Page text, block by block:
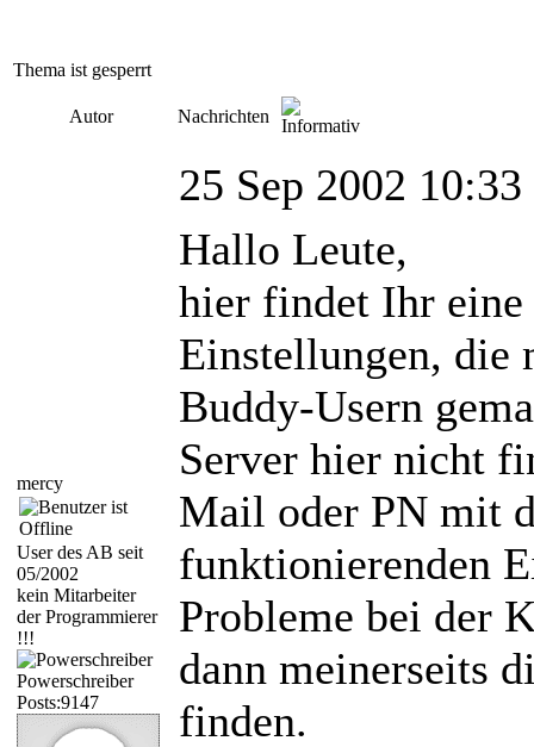
Thema ist gesperrt
Autor Nachrichten
mercy
User des AB seit
05/2002
kein Mitarbeiter
der Programmierer
!!!
Powerschreiber
Posts:9147
25 Sep 2002 10:33
Hallo Leute,
hier findet Ihr
Einstellungen, die
Buddy-Usern
Server hier nicht
Mail oder PN mit
funktionierenden
Probleme bei der
dann meinerseits
finden.